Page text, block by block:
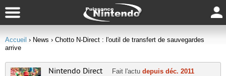
Accueil › News › Chotto N-Direct : l'outil de transfert de sauvegardes
arrive
Nintendo Direct Fait l'actu depuis déc. 2011